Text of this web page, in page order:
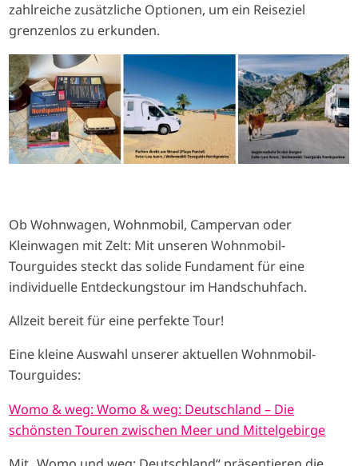
zahlreiche zusätzliche Optionen, um ein Reiseziel
grenzenlos zu erkunden.
I
m
a
g
e
Ob Wohnwagen, Wohnmobil, Campervan oder
Kleinwagen mit Zelt: Mit unseren Wohnmobil-
Tourguides steckt das solide Fundament für eine
individuelle Entdeckungstour im Handschuhfach.
Allzeit bereit für eine perfekte Tour!
Eine kleine Auswahl unserer aktuellen Wohnmobil-
Tourguides:
Womo & weg: Womo & weg: Deutschland – Die
schönsten Touren zwischen Meer und Mittelgebirge